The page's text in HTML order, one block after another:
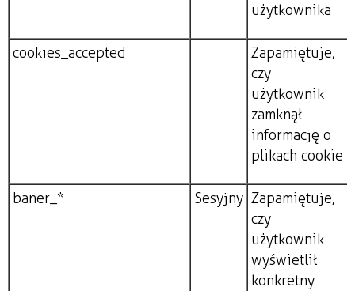
użytkownika
cookies_accepted
Zapamiętuje,
czy
użytkownik
zamknął
informację o
plikach cookie
baner_* Sesyjny Zapamiętuje,
czy
użytkownik
wyświetlił
konkretny